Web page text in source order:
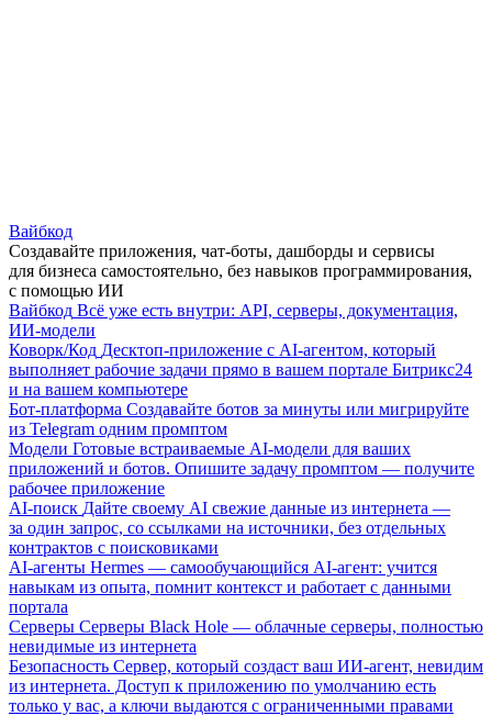
Вайбкод
Создавайте приложения, чат-боты, дашборды и сервисы
для бизнеса самостоятельно, без навыков программирования,
с помощью ИИ
Вайбкод Всё уже есть внутри: API, серверы, документация,
ИИ-модели
Коворк/Код Десктоп-приложение с AI-агентом, который
выполняет рабочие задачи прямо в вашем портале Битрикс24
и на вашем компьютере
Бот-платформа Создавайте ботов за минуты или мигрируйте
из Telegram одним промптом
Модели Готовые встраиваемые AI-модели для ваших
приложений и ботов. Опишите задачу промптом — получите
рабочее приложение
AI-поиск Дайте своему AI свежие данные из интернета —
за один запрос, со ссылками на источники, без отдельных
контрактов с поисковиками
AI-агенты Hermes — самообучающийся AI-агент: учится
навыкам из опыта, помнит контекст и работает с данными
портала
Серверы Серверы Black Hole — облачные серверы, полностью
невидимые из интернета
Безопасность Сервер, который создаст ваш ИИ-агент, невидим
из интернета. Доступ к приложению по умолчанию есть
только у вас, а ключи выдаются с ограниченными правами